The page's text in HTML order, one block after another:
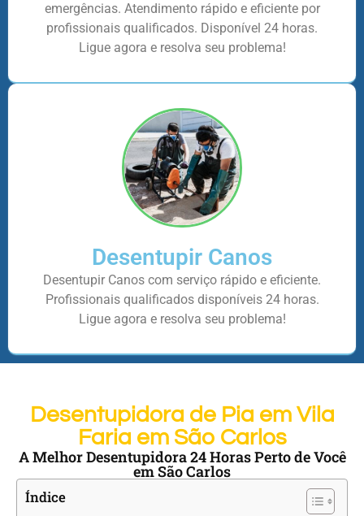
emergências. Atendimento rápido e eficiente por
profissionais qualificados. Disponível 24 horas.
Ligue agora e resolva seu problema!
Desentupir Canos
Desentupir Canos com serviço rápido e eficiente.
Profissionais qualificados disponíveis 24 horas.
Ligue agora e resolva seu problema!
Desentupidora de Pia em Vila
Faria em São Carlos
A Melhor Desentupidora 24 Horas Perto de Você
em São Carlos
Índice